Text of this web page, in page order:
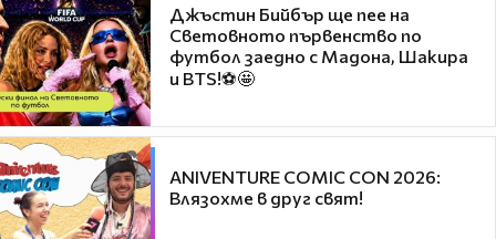
Джъстин Бийбър ще пее на
Световното първенство по
футбол заедно с Мадона, Шакира
и BTS!⚽🤩
ANIVENTURE COMIC CON 2026:
Влязохме в друг свят!